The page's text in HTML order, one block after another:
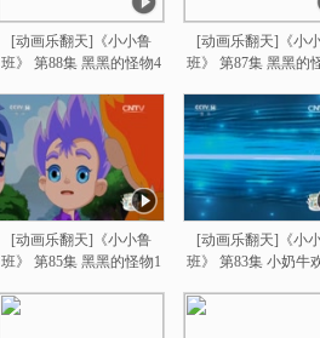
[动画乐翻天]《小小鲁
班》 第88集 黑黑的怪物4
[动画乐翻天]《小
班》 第87集 黑黑的
[动画乐翻天]《小小鲁
班》 第85集 黑黑的怪物1
[动画乐翻天]《小
班》 第83集 小奶牛